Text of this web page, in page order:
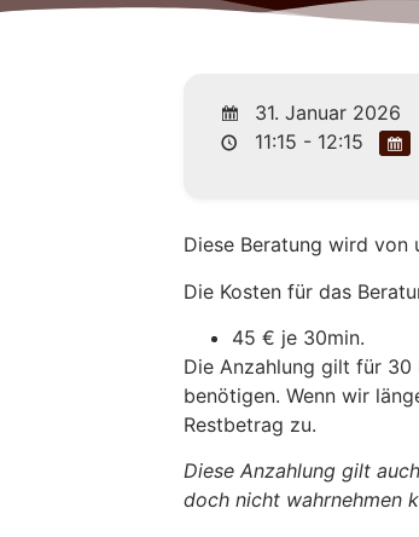
31. Januar 2026
11:15 - 12:15
Diese Beratung wird von
Die Kosten für das
45 € je 30min.
Die Anzahlung gilt für 30
benötigen. Wenn wir
Restbetrag zu.
Diese Anzahlung gilt
doch nicht wahrnehmen